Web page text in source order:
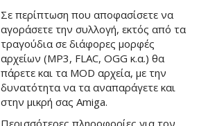
Σε περίπτωση που αποφασίσετε να
αγοράσετε την συλλογή, εκτός από τα
τραγούδια σε διάφορες μορφές
αρχείων (MP3, FLAC, OGG κ.α.) θα
πάρετε και τα MOD αρχεία, με την
δυνατότητα να τα αναπαράγετε και
στην μικρή σας Amiga.
Περισσότερες πληροφορίες για τον